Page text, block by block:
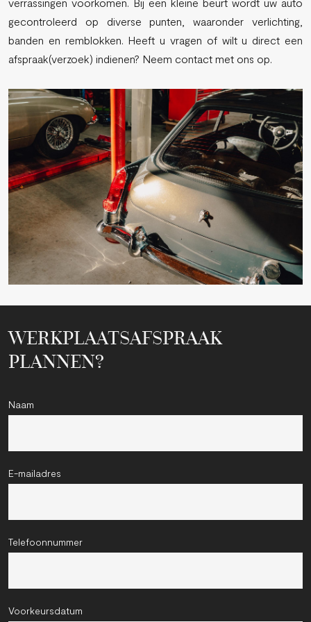
gecontroleerd op diverse punten, waaronder verlichting,
banden en remblokken. Heeft u vragen of wilt u direct een
afspraak(verzoek) indienen? Neem contact met ons op.
WERKPLAATSAFSPRAAK
PLANNEN?
Naam
E-mailadres
Telefoonnummer
Voorkeursdatum